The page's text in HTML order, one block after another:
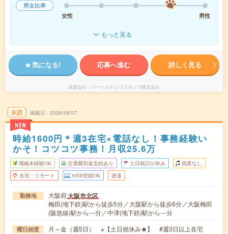
男女比率
女性
男性
もっと見る
気になる! 応募へ進む 詳しく見る
派遣会社 パーソルテンプスタッフ株式会社
未読
NEW
掲載日 2026/08/07
時給1600円＊週3在宅×電話なし！事務経験い
かそ！コツコツ事務！月収25.6万
職種未経験OK 交通費別途支給あり 土日祝日が休み 残業なし
在宅・リモート WEB登録OK 派遣
勤務地 大阪府大阪市北区
梅田(地下鉄)駅から徒歩5分／大阪駅から徒歩6分／大阪梅田
(阪急線)駅から---分／中津(地下鉄)駅から---分
曜日頻度 月～金（週5日） ※【土日祝休み★】 #週3日以上在宅